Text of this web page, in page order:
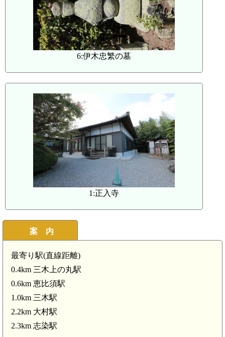
6:伊木忠繁の墓
1:正入寺
案 内
最寄り駅(直線距離)
0.4km 三木上の丸駅
0.6km 恵比須駅
1.0km 三木駅
2.2km 大村駅
2.3km 志染駅